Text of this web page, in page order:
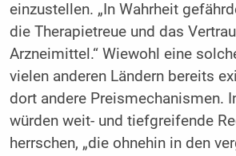
einzustellen. „In Wahrheit
die Therapietreue und das
Arzneimittel.“ Wiewohl eine
vielen anderen Ländern bereits
dort andere Preismechanismen.
würden weit- und tiefgreifende
herrschen, „die ohnehin in den